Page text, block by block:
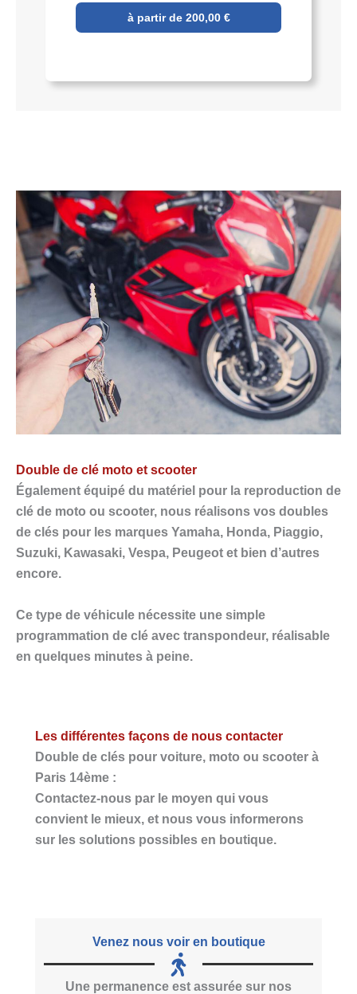
à partir de 200,00 €
Double de clé moto et scooter
Également équipé du matériel pour la reproduction de
clé de moto ou scooter, nous réalisons vos doubles
de clés pour les marques Yamaha, Honda, Piaggio,
Suzuki, Kawasaki, Vespa, Peugeot et bien d’autres
encore.
Ce type de véhicule nécessite une simple
programmation de clé avec transpondeur, réalisable
en quelques minutes à peine.
Les différentes façons de nous contacter
Double de clés pour voiture, moto ou scooter à
Paris 14ème :
Contactez-nous par le moyen qui vous
convient le mieux, et nous vous informerons
sur les solutions possibles en boutique.
Venez nous voir en boutique
Une permanence est assurée sur nos